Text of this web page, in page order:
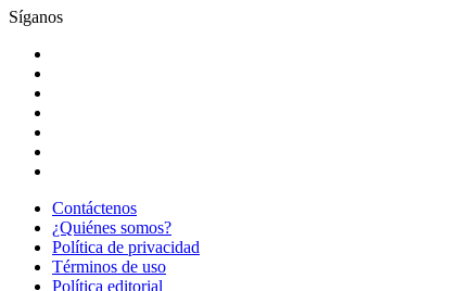
Síganos
Contáctenos
¿Quiénes somos?
Política de privacidad
Términos de uso
Política editorial